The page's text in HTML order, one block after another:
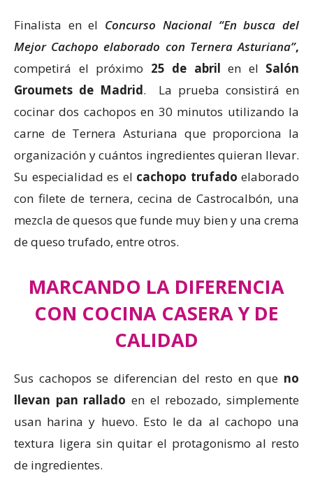
Finalista en el Concurso Nacional “En busca del
Mejor Cachopo elaborado con Ternera Asturiana”,
competirá el próximo 25 de abril en el Salón
Groumets de Madrid. La prueba consistirá en
cocinar dos cachopos en 30 minutos utilizando la
carne de Ternera Asturiana que proporciona la
organización y cuántos ingredientes quieran llevar.
Su especialidad es el cachopo trufado elaborado
con filete de ternera, cecina de Castrocalbón, una
mezcla de quesos que funde muy bien y una crema
de queso trufado, entre otros.
MARCANDO LA DIFERENCIA
CON COCINA CASERA Y DE
CALIDAD
Sus cachopos se diferencian del resto en que no
llevan pan rallado en el rebozado, simplemente
usan harina y huevo. Esto le da al cachopo una
textura ligera sin quitar el protagonismo al resto
de ingredientes.